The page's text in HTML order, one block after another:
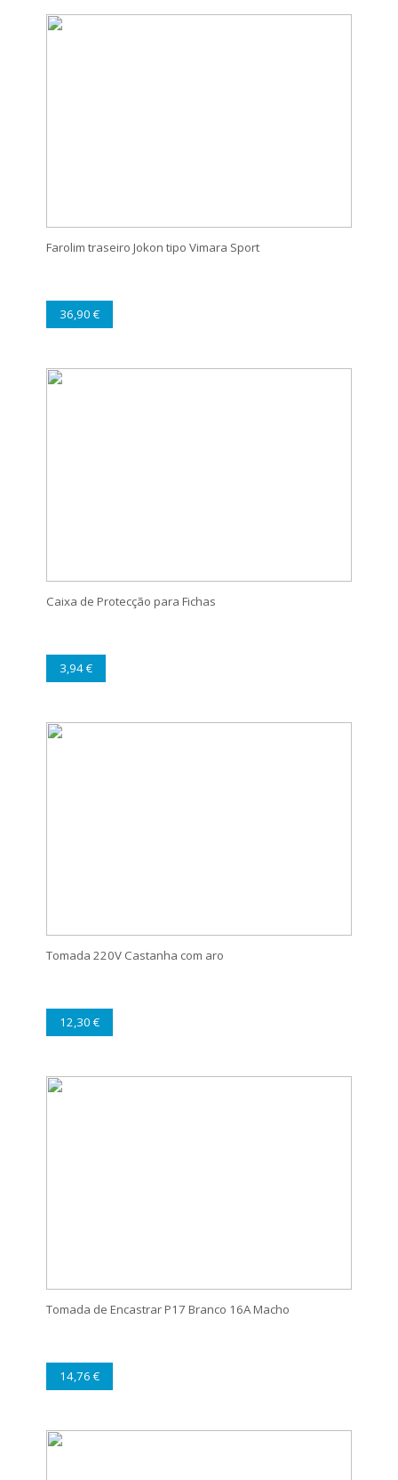
Farolim traseiro Jokon tipo Vimara Sport
36,90 €
Caixa de Protecção para Fichas
3,94 €
Tomada 220V Castanha com aro
12,30 €
Tomada de Encastrar P17 Branco 16A Macho
14,76 €